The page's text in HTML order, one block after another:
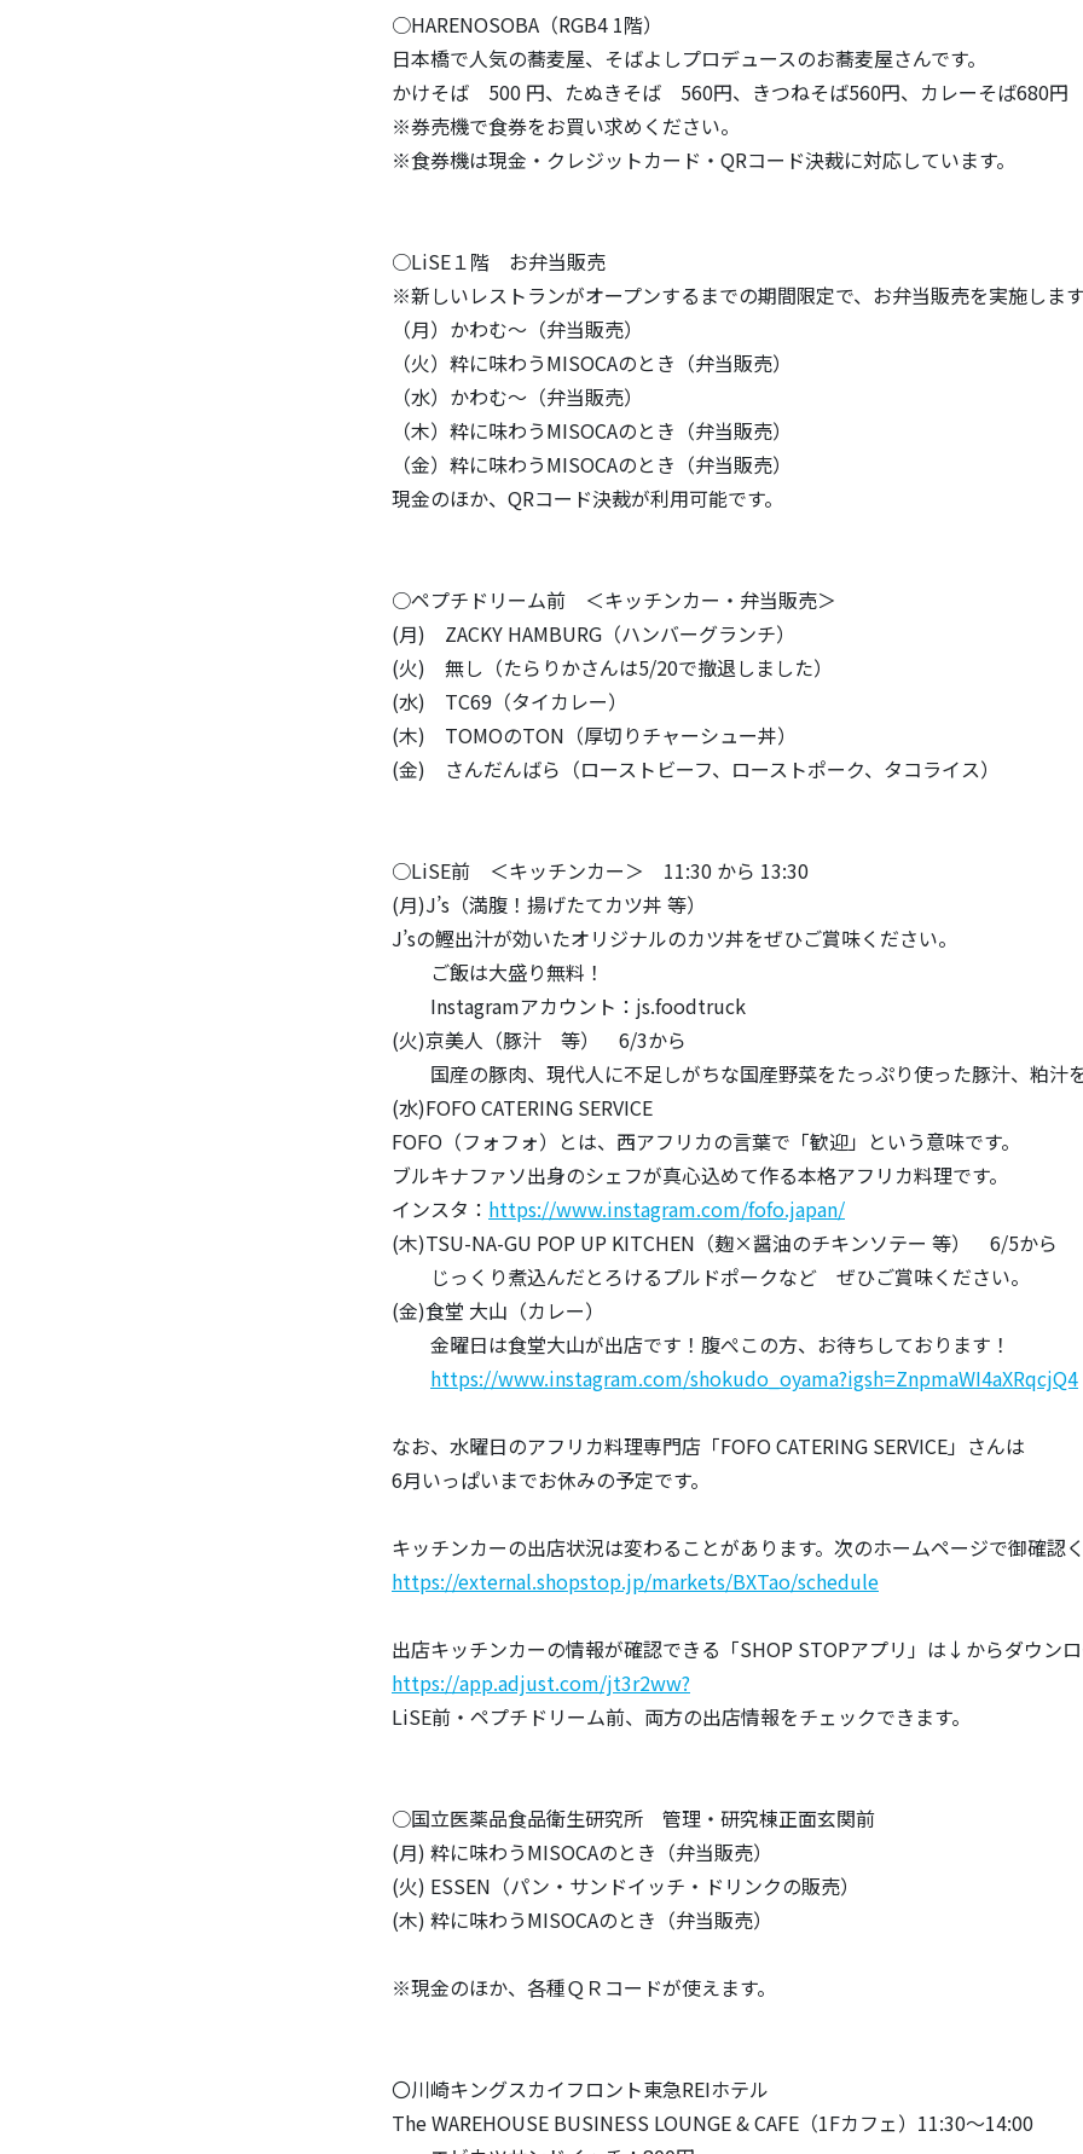
○HARENOSOBA（RGB4 1階）
日本橋で人気の蕎麦屋、そばよしプロデュースのお蕎麦屋さんです。
かけそば 500 円、たぬきそば 560円、きつねそば560円、カレーそば680
※券売機で食券をお買い求めください。
※食券機は現金・クレジットカード・QRコード決裁に対応しています。
○LiSE１階 お弁当販売
※新しいレストランがオープンするまでの期間限定で、お弁当販売を実施します
（月）かわむ～（弁当販売）
（火）粋に味わうMISOCAのとき（弁当販売）
（水）かわむ～（弁当販売）
（木）粋に味わうMISOCAのとき（弁当販売）
（金）粋に味わうMISOCAのとき（弁当販売）
現金のほか、QRコード決裁が利用可能です。
○ペプチドリーム前 ＜キッチンカー・弁当販売＞
(月) ZACKY HAMBURG（ハンバーグランチ）
(火) 無し（たらりかさんは5/20で撤退しました）
(水) TC69（タイカレー）
(木) TOMOのTON（厚切りチャーシュー丼）
(金) さんだんばら（ローストビーフ、ローストポーク、タコライス）
○LiSE前 ＜キッチンカー＞ 11:30 から 13:30
(月)J’s（満腹！揚げたてカツ丼 等）
J’sの鰹出汁が効いたオリジナルのカツ丼をぜひご賞味ください。
ご飯は大盛り無料！
Instagramアカウント：js.foodtruck
(火)京美人（豚汁 等） 6/3から
国産の豚肉、現代人に不足しがちな国産野菜をたっぷり使った豚汁、粕汁を
(水)FOFO CATERING SERVICE
FOFO（フォフォ）とは、西アフリカの言葉で「歓迎」という意味です。
ブルキナファソ出身のシェフが真心込めて作る本格アフリカ料理です。
インスタ： https://www.instagram.com/fofo.japan/
(木)TSU-NA-GU POP UP KITCHEN（麹×醤油のチキンソテー 等） 6/5から
じっくり煮込んだとろけるプルドポークなど ぜひご賞味ください。
(金)食堂 大山（カレー）
金曜日は食堂大山が出店です！腹ぺこの方、お待ちしております！
https://www.instagram.com/shokudo_oyama?igsh=ZnpmaWI4aXRqcjQ4
なお、水曜日のアフリカ料理専門店「FOFO CATERING SERVICE」さんは
6月いっぱいまでお休みの予定です。
キッチンカーの出店状況は変わることがあります。次のホームページで御確認く
https://external.shopstop.jp/markets/BXTao/schedule
出店キッチンカーの情報が確認できる「SHOP STOPアプリ」は↓からダウンロ
https://app.adjust.com/jt3r2ww?
LiSE前・ペプチドリーム前、両方の出店情報をチェックできます。
○国立医薬品食品衛生研究所 管理・研究棟正面玄関前
(月) 粋に味わうMISOCAのとき（弁当販売）
(火) ESSEN（パン・サンドイッチ・ドリンクの販売）
(木) 粋に味わうMISOCAのとき（弁当販売）
※現金のほか、各種ＱＲコードが使えます。
〇川崎キングスカイフロント東急REIホテル
The WAREHOUSE BUSINESS LOUNGE & CAFE（1Fカフェ）11:30～14:00